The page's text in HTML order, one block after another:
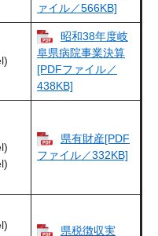
ァイル／566KB]
昭和38年度岐
阜県病院事業決算
[PDFファイル／
438KB]
県有財産[PDF
ファイル／332KB]
県税徴収実